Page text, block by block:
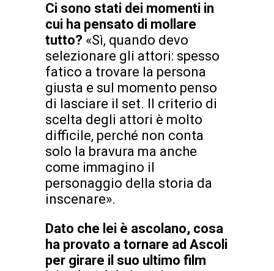
Ci sono stati dei momenti in
cui ha pensato di mollare
tutto? «Sì, quando devo
selezionare gli attori: spesso
fatico a trovare la persona
giusta e sul momento penso
di lasciare il set. Il criterio di
scelta degli attori è molto
difficile, perché non conta
solo la bravura ma anche
come immagino il
personaggio della storia da
inscenare».
Dato che lei è ascolano, cosa
ha provato a tornare ad Ascoli
per girare il suo ultimo film